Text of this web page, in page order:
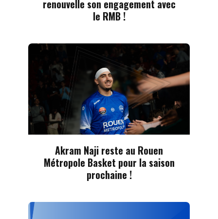
renouvelle son engagement avec
le RMB !
Akram Naji reste au Rouen
Métropole Basket pour la saison
prochaine !